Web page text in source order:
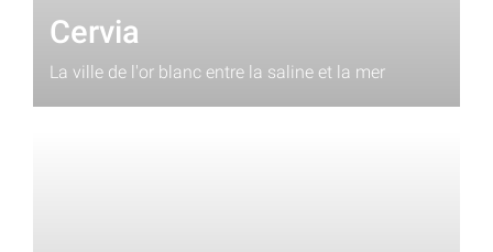
Cervia
La ville de l'or blanc entre la saline et la mer